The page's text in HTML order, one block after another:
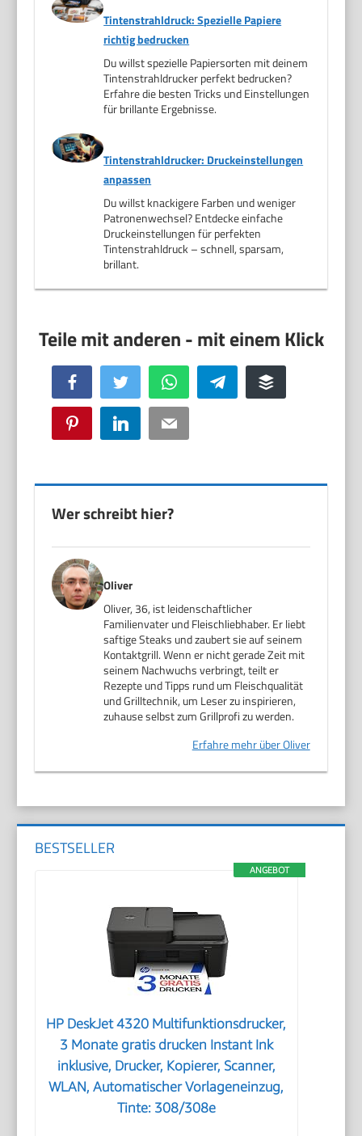
Tintenstrahldruck: Spezielle Papiere
richtig bedrucken
Du willst spezielle Papiersorten mit deinem
Tintenstrahldrucker perfekt bedrucken?
Erfahre die besten Tricks und Einstellungen
für brillante Ergebnisse.
Tintenstrahldrucker: Druckeinstellungen
anpassen
Du willst knackigere Farben und weniger
Patronenwechsel? Entdecke einfache
Druckeinstellungen für perfekten
Tintenstrahldruck – schnell, sparsam,
brillant.
Facebook Twitter WhatsApp Telegram Buffer
Pinterest LinkedIn Email
Wer schreibt hier?
Oliver
Oliver, 36, ist leidenschaftlicher
Familienvater und Fleischliebhaber. Er liebt
saftige Steaks und zaubert sie auf seinem
Kontaktgrill. Wenn er nicht gerade Zeit mit
seinem Nachwuchs verbringt, teilt er
Rezepte und Tipps rund um Fleischqualität
und Grilltechnik, um Leser zu inspirieren,
zuhause selbst zum Grillprofi zu werden.
Erfahre mehr über Oliver
BESTSELLER
ANGEBOT
HP DeskJet 4320 Multifunktionsdrucker,
3 Monate gratis drucken Instant Ink
inklusive, Drucker, Kopierer, Scanner,
WLAN, Automatischer Vorlageneinzug,
Tinte: 308/308e